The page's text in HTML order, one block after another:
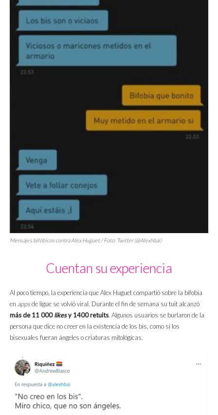
Mensajes bifóbicos contra Alex Huguet / Foto: Twitter (@Alexhbai)
Cuentan su experiencia
Al poco tiempo, la experiencia que Alex Huguet compartió sobre la bifobia
en appsde ligue se volvió viral. Durante el fin de semana su tuit alcanzó
más de 11 000likesy 1400 retuits. Algunos usuarios se burlaron de la
persona que dice no creer en la existencia de los bis, como si los
bisexuales fueran ángeles o criaturas mitológicas.